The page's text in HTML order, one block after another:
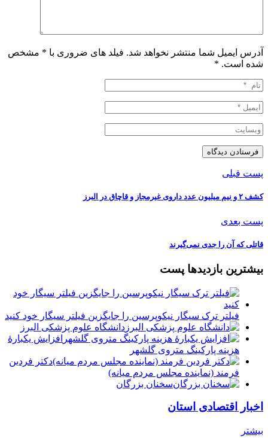
آدرس ایمیل شما منتشر نخواهد شد. فیلد های ضروری با * مشخص
شده است. *
پست قبلی
کشف ۲ و نیم میلیون عدد داروی غیرمجاز و قاچاق در البرز
پست بعدی
قاتلی که آن را جدی نمی‌گیرند
بیشترین بازدیدها پست
فیلتر ترک سیگار نیکوپرسین را جایگزین فیلتر سیگار خود کنید
دانشگاه علوم پزشکی البرز
افزایش یکبارۀ
هزینه پارکینگ متروی گلشهر
دكتر فردين
فرمند (نماينده مجلس مردم میانه)
سخنان بزرگان
اخبار اقتصادی استان
بیشتر